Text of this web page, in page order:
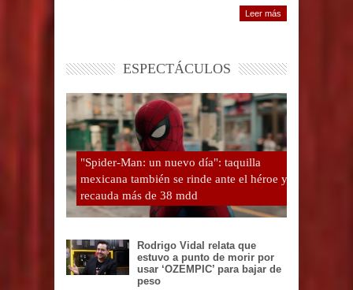
Leer más
ESPECTÁCULOS
"Spider-Man: un nuevo día": taquilla
mexicana también se rinde ante el héroe y
recauda más de 38 mdd
Rodrigo Vidal relata que
estuvo a punto de morir por
usar ‘OZEMPIC’ para bajar de
peso